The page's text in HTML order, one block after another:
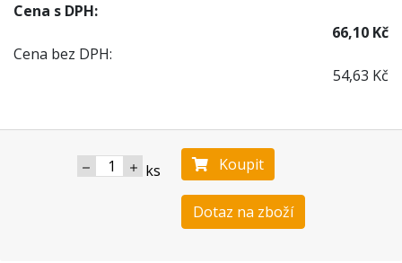
Cena s DPH:
66,10 Kč
Cena bez DPH:
54,63 Kč
ks Koupit
Dotaz na zboží